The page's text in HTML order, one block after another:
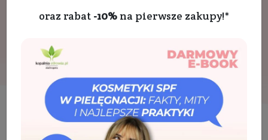
oraz rabat -10%na pierwsze zakupy!*